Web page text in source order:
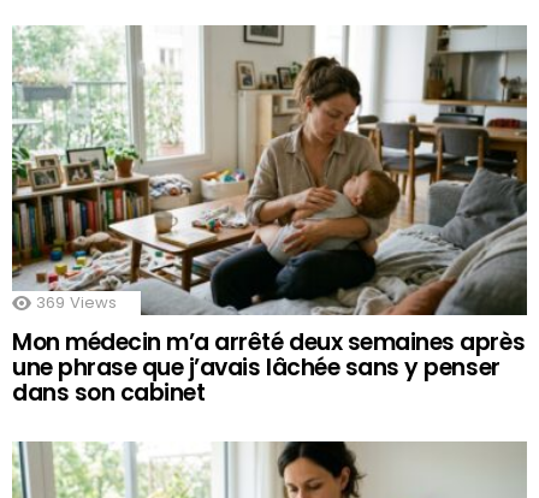
369 Views
Mon médecin m’a arrêté deux semaines après
une phrase que j’avais lâchée sans y penser
dans son cabinet